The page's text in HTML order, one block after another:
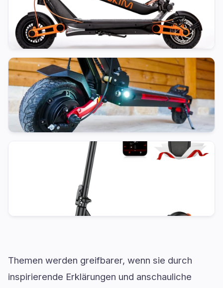
Themen werden greifbarer, wenn sie durch
inspirierende Erklärungen und anschauliche